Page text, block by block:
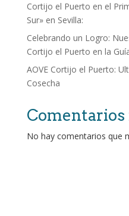
Cortijo el Puerto en el
Sur» en Sevilla:
Celebrando un Logro:
Cortijo el Puerto en la
AOVE Cortijo el Puerto:
Cosecha
No hay comentarios que